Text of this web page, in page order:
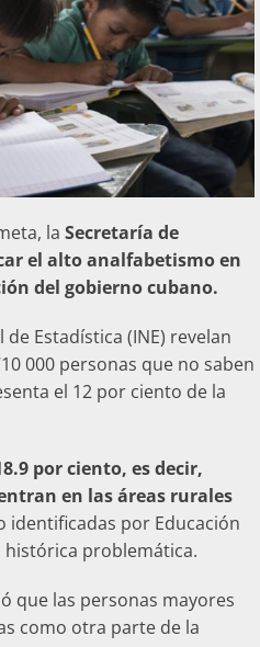
la Secretaría de
el alto analfabetismo en
del gobierno cubano.
Estadística (INE) revelan
000 personas que no saben
el 12 por ciento de la
por ciento, es decir,
en las áreas rurales
identificadas por Educación
problemática.
que las personas mayores
como otra parte de la